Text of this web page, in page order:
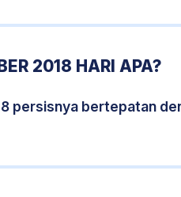
2018 HARI APA?
persisnya bertepatan